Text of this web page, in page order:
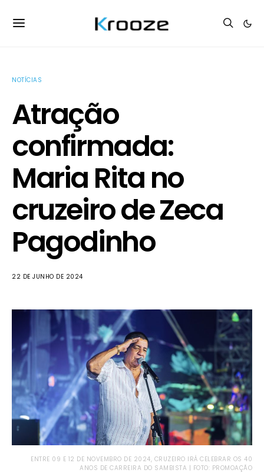
NOTÍCIAS
Atração
confirmada:
Maria Rita no
cruzeiro de Zeca
Pagodinho
22 DE JUNHO DE 2024
ENTRE 09 E 12 DE NOVEMBRO DE 2024, CRUZEIRO IRÁ CELEBRAR OS 40
ANOS DE CARREIRA DO SAMBISTA | FOTO: PROMOAÇÃO